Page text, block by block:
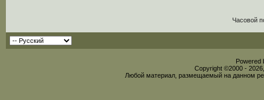
Часовой
Powered
Copyright ©2000 -
Любой материал, размещаемый на данном